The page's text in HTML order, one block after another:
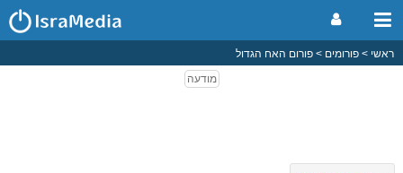
ראשי פורומים פורום האח הגדול